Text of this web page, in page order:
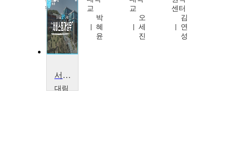
학교
박
영
택
교
박
혜
윤
교
오
세
진
센터
김
연
성
서비스평가실무
대림